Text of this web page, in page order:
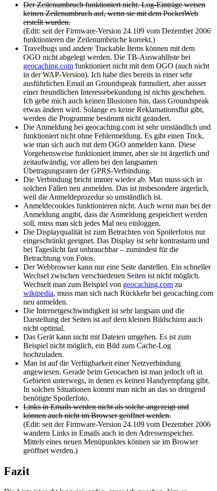
Der Zeilenumbruch funktioniert nicht. Log-Einträge weisen
keinen Zeilenumbruch auf, wenn sie mit dem PocketWeb
erstellt wurden.
(Edit: seit der Firmware-Version 24.109 vom Dezember 2006
funktionieren die Zeilenumbrüche korrekt.)
Travelbugs und andere Trackable Items können mit dem
OGO nicht abgelegt werden. Die TB-Auswahlliste bei
geocaching.com funktioniert nicht mit dem OGO (auch nicht
in der WAP-Version). Ich habe dies bereits in einer sehr
ausführlichen Email an Groundspeak formuliert, aber ausser
einer freundlichen Interessebekundung ist nichts geschehen.
Ich gebe mich auch keinen Illusionen hin, dass Groundspeak
etwas ändern wird. Solange es keine Reklamationsflut gibt,
werden die Programme bestimmt nicht geändert.
Die Anmeldung bei geocaching.com ist sehr umständlich und
funktioniert nicht ohne Fehlermeldung. Es gibt einen Trick,
wie man sich auch mit dem OGO anmelden kann. Diese
Vorgehensweise funktioniert immer, aber sie ist ärgerlich und
zeitaufwändig, vor allem bei den langsamen
Übetragungsraten der GPRS-Verbindung.
Die Verbindung bricht immer wieder ab. Man muss sich in
solchen Fällen neu anmelden. Das ist insbesondere ärgerlich,
weil die Anmeldeprozedur so umständlich ist.
Anmeldecookies funktionieren nicht. Auch wenn man bei der
Anmeldung angibt, dass die Anmeldung gespeichert werden
soll, muss man sich jedes Mal neu einloggen.
Die Displayqualität ist zum Betrachten von Spoilerfotos nur
eingeschränkt geeignet. Das Display ist sehr kontrastarm und
bei Tageslicht fast unbrauchbar – zumindest für die
Betrachtung von Fotos.
Der Webbrowser kann nur eine Seite darstellen. Ein schneller
Wechsel zwischen verschiedenen Seiten ist nicht möglich.
Wechselt man zum Beispiel von geocaching.com zu
wikipedia, muss man sich nach Rückkehr bei geocaching.com
neu anmelden.
Die Internetgeschwindigkeit ist sehr langsam und die
Darstellung der Seiten ist auf dem kleinen Bildschirm auch
nicht optimal.
Das Gerät kann nicht mit Dateien umgehen. Es ist zum
Beispiel nicht möglich, ein Bild zum Cache-Log
hochzuladen.
Man ist auf die Verfügbarkeit einer Netzverbindung
angewiesen. Gerade beim Geocachen ist man jedoch oft in
Gebieten unterwegs, in denen es keinen Handyempfang gibt.
In solchen Situationen kommt man nicht an das so dringend
benötigte Spoilerfoto.
Links in Emails werden nicht als solche angezeigt und
können auch nicht im Browser geöffnet werden.
(Edit: seit der Firmware-Version 24.109 vom Dezember 2006
wandern Links in Emails auch in den Adressenspeicher.
Mittels eines neuen Menüpunktes können sie im Browser
geöffnet werden.)
Fazit